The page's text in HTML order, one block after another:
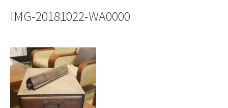
IMG-20181022-WA0000